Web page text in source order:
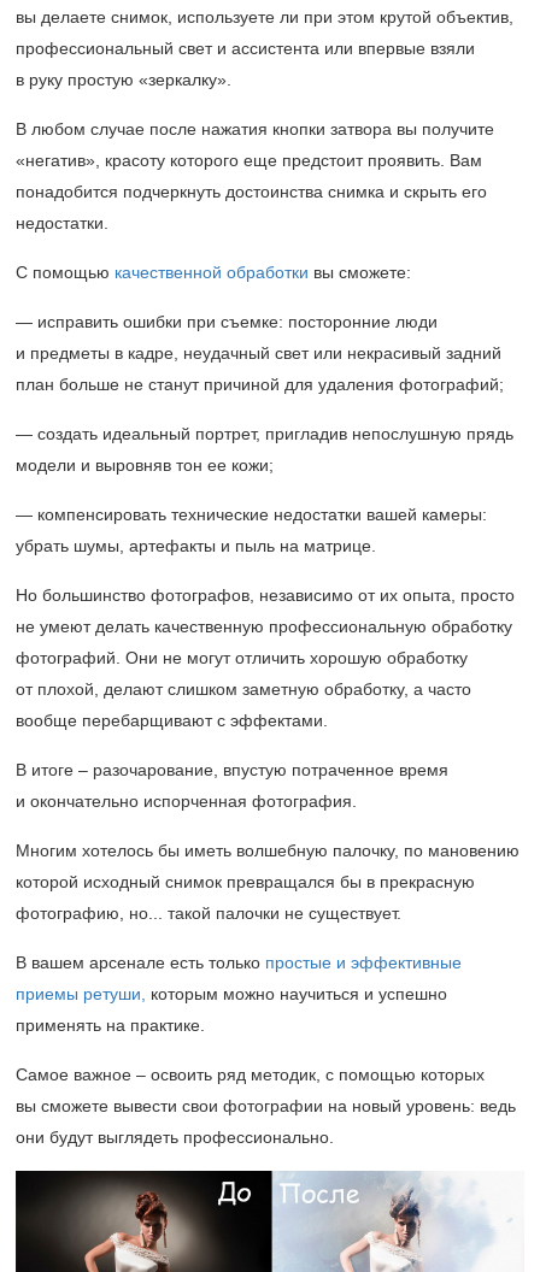
вы делаете снимок, используете ли при этом крутой объектив,
профессиональный свет и ассистента или впервые взяли
в руку простую «зеркалку».
В любом случае после нажатия кнопки затвора вы получите
«негатив», красоту которого еще предстоит проявить. Вам
понадобится подчеркнуть достоинства снимка и скрыть его
недостатки.
С помощью качественной обработки вы сможете:
— исправить ошибки при съемке: посторонние люди
и предметы в кадре, неудачный свет или некрасивый задний
план больше не станут причиной для удаления фотографий;
— создать идеальный портрет, пригладив непослушную прядь
модели и выровняв тон ее кожи;
— компенсировать технические недостатки вашей камеры:
убрать шумы, артефакты и пыль на матрице.
Но большинство фотографов, независимо от их опыта, просто
не умеют делать качественную профессиональную обработку
фотографий. Они не могут отличить хорошую обработку
от плохой, делают слишком заметную обработку, а часто
вообще перебарщивают с эффектами.
В итоге ‒ разочарование, впустую потраченное время
и окончательно испорченная фотография.
Многим хотелось бы иметь волшебную палочку, по мановению
которой исходный снимок превращался бы в прекрасную
фотографию, но... такой палочки не существует.
В вашем арсенале есть только простые и эффективные
приемы ретуши,
которым можно научиться и успешно
применять на практике.
Самое важное ‒ освоить ряд методик, с помощью которых
вы сможете вывести свои фотографии на новый уровень: ведь
они будут выглядеть профессионально.